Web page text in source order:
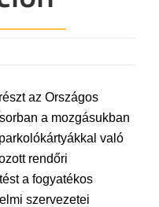
az Országos
a mozgásukban
való
rendőri
a fogyatékos
szervezetei